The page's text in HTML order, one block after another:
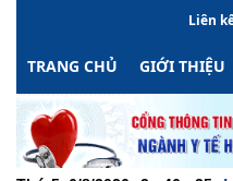
Liên
TRANG CHỦ GIỚI THIỆU